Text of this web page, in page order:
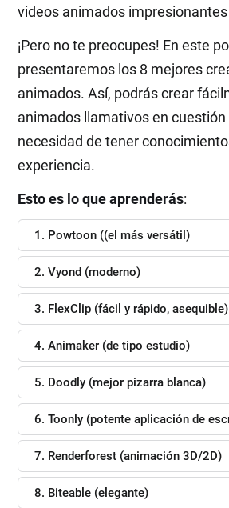
videos animados
¡Pero no te preocupes! En este
presentaremos los 8 mejores
animados. Así, podrás crear
animados llamativos en
necesidad de tener
experiencia.
Esto es lo que aprenderás:
1. Powtoon ((el más versátil)
2. Vyond (moderno)
3. FlexClip (fácil y rápido, asequible)
4. Animaker (de tipo estudio)
5. Doodly (mejor pizarra blanca)
6. Toonly (potente aplicación de
7. Renderforest (animación 3D/2D)
8. Biteable (elegante)